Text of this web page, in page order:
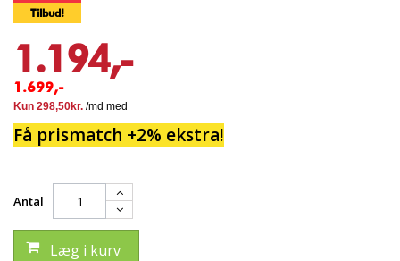
Tilbud!
1.194,-
1.699,-
Få prismatch +2% ekstra!
Antal
Læg i kurv